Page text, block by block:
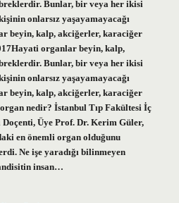
Bunlar, bir veya her ikisi
onlarsız yaşayamayacağı
beyin, kalp, akciğerler, karaciğer
organlar beyin, kalp,
Bunlar, bir veya her ikisi
onlarsız yaşayamayacağı
beyin, kalp, akciğerler, karaciğer
nedir? İstanbul Tıp Fakültesi İç
Üye Prof. Dr. Kerim Güler,
en önemli organ olduğunu
Ne işe yaradığı bilinmeyen
insan…